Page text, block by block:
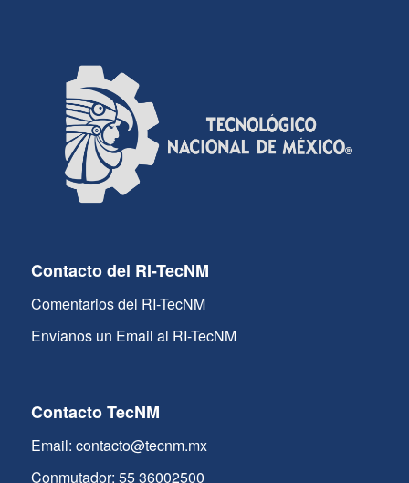
Contacto del RI-TecNM
Comentarios del RI-TecNM
Envíanos un Email al RI-TecNM
Contacto TecNM
Email: contacto@tecnm.mx
Conmutador: 55 36002500